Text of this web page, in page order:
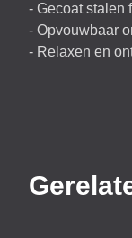
- Gecoat stalen
- Opvouwbaar
- Relaxen en